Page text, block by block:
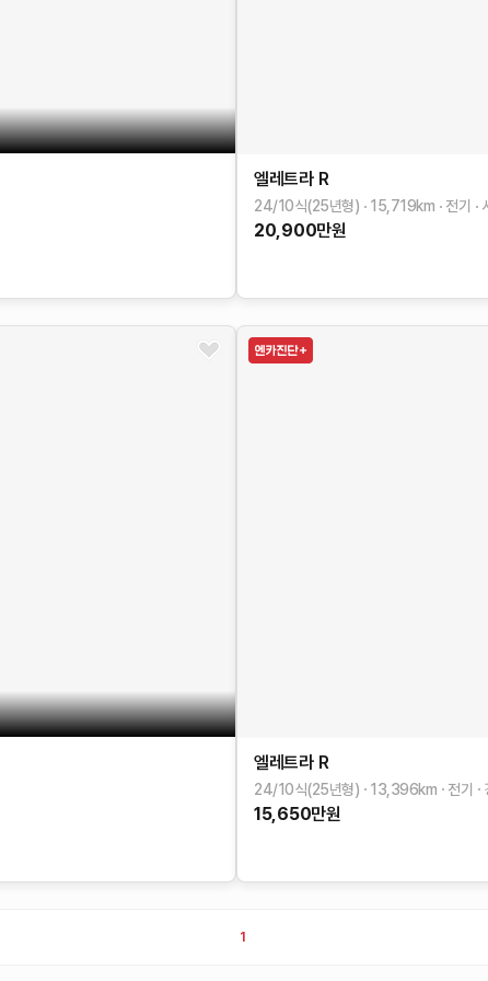
엘레트라 R
24/10식(25년형) 15,719km 전기
20,900만원
엘레트라 R
24/10식(25년형) 13,396km 전기
15,650만원
1